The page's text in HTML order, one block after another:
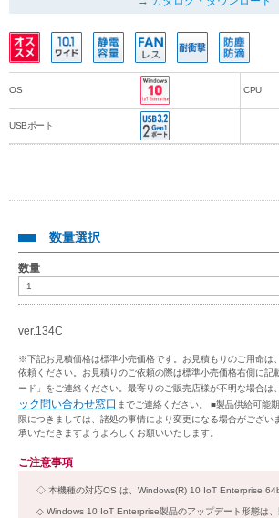
OS CPU
USBポート
数量選択
数量
ver.134C
※下記お見積価格は標準小売価格です。お見積もりのご用命は
依頼ください。お見積りのご依頼の際は標準小売価格右側に記
ード」をご連絡ください。最寄りのご販売店様が不明な場合は
ック問い合わせ窓口 までご連絡ください。 ■製品供給可能
限につきましては、諸処の事情により変更になる場合がござい
承いただきますようよろしくお願いいたします。
ご注意事項
本機種の対応OS は、Windows(R) 10 IoT Enterprise
Windows 10 IoT Enterprise製品のアップデート形態は